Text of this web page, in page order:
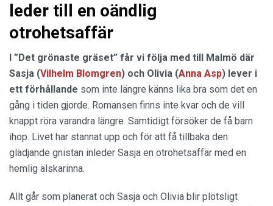
leder till en oändlig
otrohetsaffär
I ”Det grönaste gräset” får vi följa med till Malmö där
Sasja (Vilhelm Blomgren) och Olivia (Anna Asp) lever i
ett förhållande som inte längre känns lika bra som det en
gång i tiden gjorde. Romansen finns inte kvar och de vill
knappt röra varandra längre. Samtidigt försöker de få barn
ihop. Livet har stannat upp och för att få tillbaka den
glädjande gnistan inleder Sasja en otrohetsaffär med en
hemlig älskarinna.
Allt går som planerat och Sasja och Olivia blir plötsligt